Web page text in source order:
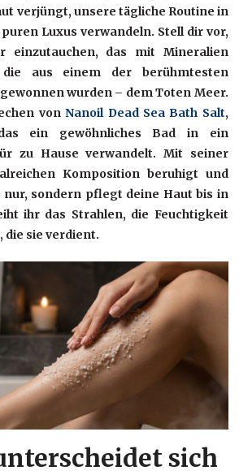
verjüngt, unsere tägliche Routine in
Luxus verwandeln. Stell dir vor,
einzutauchen, das mit Mineralien
aus einem der berühmtesten
wurden – dem Toten Meer.
vonNanoil Dead Sea Bath Salt,
ein gewöhnliches Bad in ein
zu Hause verwandelt. Mit seiner
Komposition beruhigt und
sondern pflegt deine Haut bis in
ihr das Strahlen, die Feuchtigkeit
die sie verdient.
sich